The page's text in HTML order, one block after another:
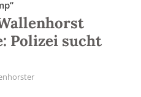
Polizei sucht